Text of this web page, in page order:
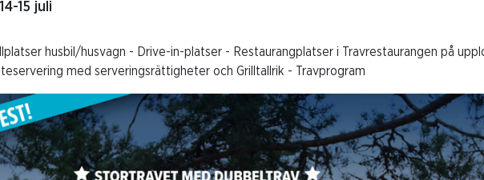
15 juli
husbil/husvagn - Drive-in-platser - Restaurangplatser i Travrestaurangen på
med serveringsrättigheter och Grilltallrik - Travprogram